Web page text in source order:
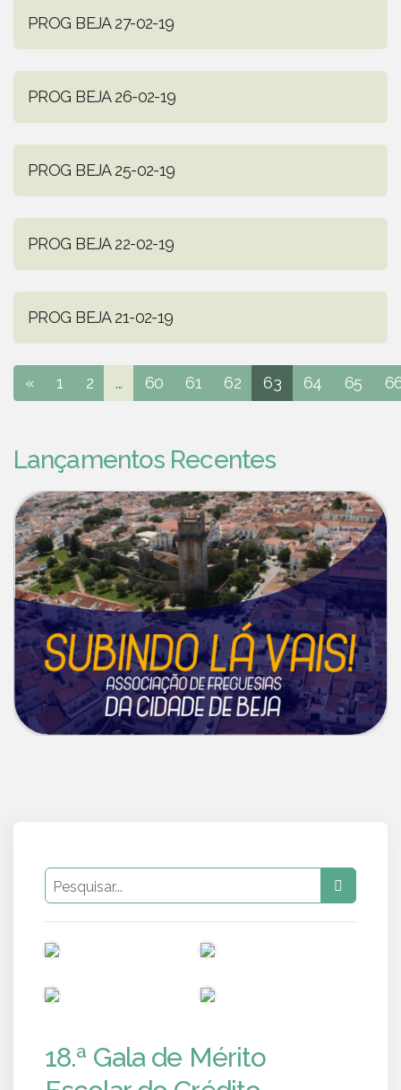
PROG BEJA 27-02-19
PROG BEJA 26-02-19
PROG BEJA 25-02-19
PROG BEJA 22-02-19
PROG BEJA 21-02-19
« 1 2 ... 60 61 62 63 64 65
Lançamentos Recentes
18.ª Gala de Mérito